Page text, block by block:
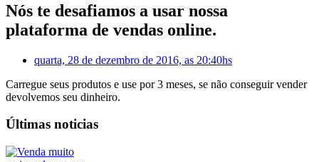
Nós te desafiamos a usar nossa
plataforma de vendas online.
quarta, 28 de dezembro de 2016, as 20:40hs
Carregue seus produtos e use por 3 meses, se não conseguir vender
devolvemos seu dinheiro.
Últimas noticias